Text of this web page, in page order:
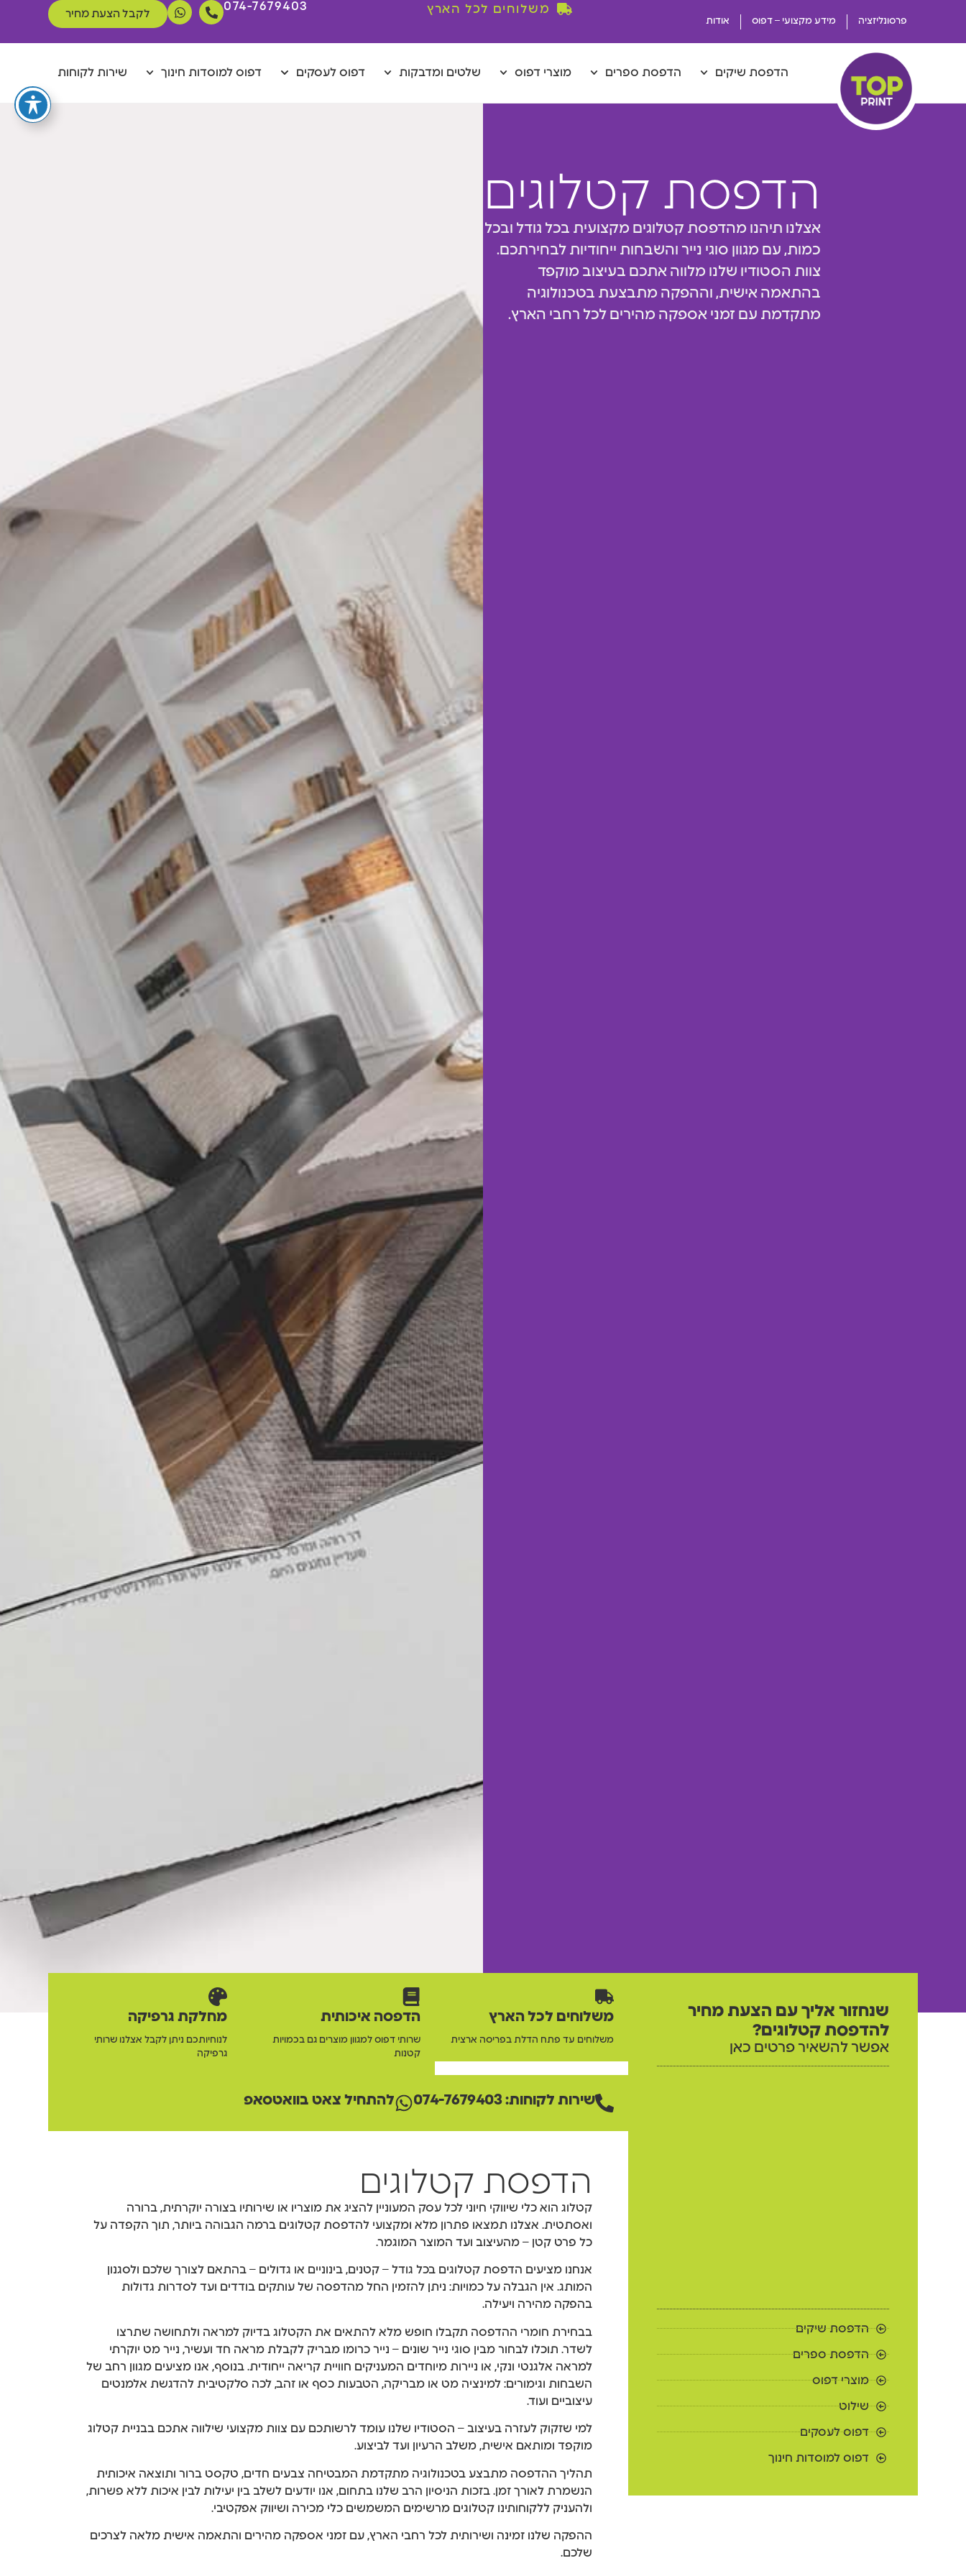
פרסונליזציה מידע מקצועי – דפוס אודות
משלוחים לכל הארץ 074-7679403
לקבל הצעת מחיר
הדפסת שיקים הדפסת ספרים מוצרי דפוס שלטים ומדבקות דפוס לעסקים דפוס למוסדות חינוך שירות לקוחות
הדפסת קטלוגים
אצלנו תיהנו מהדפסת קטלוגים מקצועית בכל גודל ובכל
כמות, עם מגוון סוגי נייר והשבחות ייחודיות לבחירתכם.
צוות הסטודיו שלנו מלווה אתכם בעיצוב מוקפד
בהתאמה אישית, וההפקה מתבצעת בטכנולוגיה
מתקדמת עם זמני אספקה מהירים לכל רחבי הארץ.
שנחזור אליך עם הצעת מחיר
להדפסת קטלוגים?
אפשר להשאיר פרטים כאן
הדפסת שיקים
הדפסת ספרים
מוצרי דפוס
שילוט
דפוס לעסקים
דפוס למוסדות חינוך
משלוחים לכל הארץ
משלוחים עד פתח הדלת בפריסה ארצית
הדפסה איכותית
שרותי דפוס למגוון מוצרים גם בכמויות
קטנות
מחלקת גרפיקה
לנוחיותכם ניתן לקבל אצלנו שרותי
גרפיקה
שירות לקוחות: 074-7679403 להתחיל צאט בוואטסאפ
הדפסת קטלוגים
קטלוג הוא כלי שיווקי חיוני לכל עסק המעוניין להציג את מוצריו או שירותיו בצורה יוקרתית, ברורה
ואסתטית. אצלנו תמצאו פתרון מלא ומקצועי להדפסת קטלוגים ברמה הגבוהה ביותר, תוך הקפדה על
כל פרט קטן – מהעיצוב ועד המוצר המוגמר.
אנחנו מציעים הדפסת קטלוגים בכל גודל – קטנים, בינוניים או גדולים – בהתאם לצורך שלכם ולסגנון
המותג. אין הגבלה על כמויות: ניתן להזמין החל מהדפסה של עותקים בודדים ועד לסדרות גדולות
בהפקה מהירה ויעילה.
בבחירת חומרי ההדפסה תקבלו חופש מלא להתאים את הקטלוג בדיוק למראה ולתחושה שתרצו
לשדר. תוכלו לבחור מבין סוגי נייר שונים – נייר כרומו מבריק לקבלת מראה חד ועשיר, נייר מט יוקרתי
למראה אלגנטי ונקי, או ניירות מיוחדים המעניקים חוויית קריאה ייחודית. בנוסף, אנו מציעים מגוון רחב של
השבחות וגימורים: למינציה מט או מבריקה, הטבעות כסף או זהב, לכה סלקטיבית להדגשת אלמנטים
עיצוביים ועוד.
למי שזקוק לעזרה בעיצוב – הסטודיו שלנו עומד לרשותכם עם צוות מקצועי שילווה אתכם בבניית קטלוג
מוקפד ומותאם אישית, משלב הרעיון ועד לביצוע.
תהליך ההדפסה מתבצע בטכנולוגיה מתקדמת המבטיחה צבעים חדים, טקסט ברור ותוצאה איכותית
הנשמרת לאורך זמן. בזכות הניסיון הרב שלנו בתחום, אנו יודעים לשלב בין יעילות לבין איכות ללא פשרות,
ולהעניק ללקוחותינו קטלוגים מרשימים המשמשים כלי מכירה ושיווק אפקטיבי.
ההפקה שלנו זמינה ושירותית לכל רחבי הארץ, עם זמני אספקה מהירים והתאמה אישית מלאה לצרכים
שלכם.